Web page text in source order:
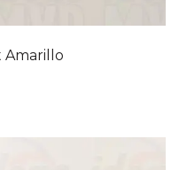
Amarillo